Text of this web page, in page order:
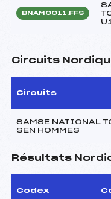
BNAM0011.FFS
Circuits
Circuits
SAMSE NATIONAL
SEN HOMMES
Résultats
Codex